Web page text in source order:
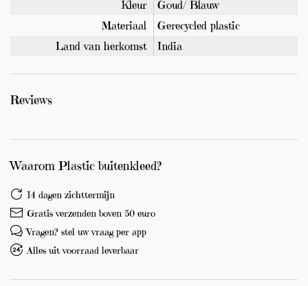
Kleur
Goud/ Blauw
Materiaal
Gerecycled plastic
Land van herkomst
India
Reviews
Waarom Plastic buitenkleed?
14 dagen zichttermijn
Gratis verzenden boven 50 euro
Vragen? stel uw vraag per app
Alles uit voorraad leverbaar